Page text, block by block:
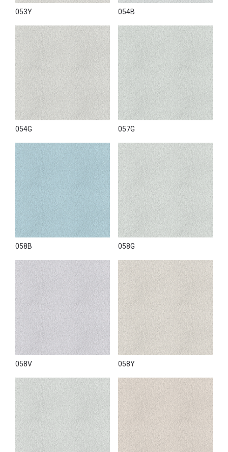
053Y 054B
054G 057G
058B 058G
058V 058Y